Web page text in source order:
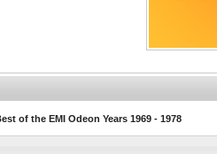
of the EMI Odeon Years 1969 - 1978